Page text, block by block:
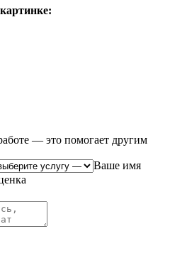
— это помогает другим
Ваше имя